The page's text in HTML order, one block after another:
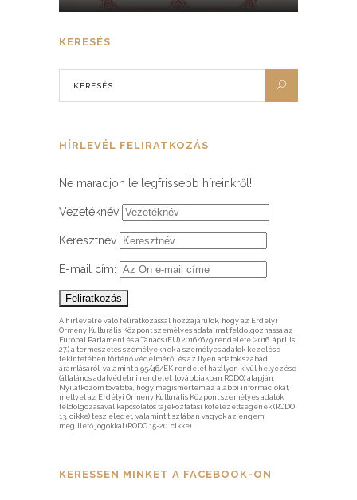
KERESÉS
HÍRLEVÉL FELIRATKOZÁS
Ne maradjon le legfrissebb híreinkről!
Vezetéknév
Keresztnév
E-mail cím:
A hírlevélre való feliratkozással hozzájárulok, hogy az Erdélyi
Örmény Kulturális Központ személyes adataimat feldolgozhassa az
Európai Parlament és a Tanács (EU) 2016/679 rendelete (2016. április
27.) a természetes személyeknek a személyes adatok kezelése
tekintetében történő védelméről és az ilyen adatok szabad
áramlásáról, valamint a 95/46/EK rendelet hatályon kívül helyezése
(általános adatvédelmi rendelet, továbbiakban RODO) alapján.
Nyilatkozom továbbá, hogy megismertem az alábbi információkat,
mellyel az Erdélyi Örmény Kulturális Központ személyes adatok
feldolgozásával kapcsolatos tájékoztatási kötelezettségének (RODO
13. cikke) tesz eleget, valamint tisztában vagyok az engem
megillető jogokkal (RODO 15-20. cikke).
KERESSEN MINKET A FACEBOOK-ON